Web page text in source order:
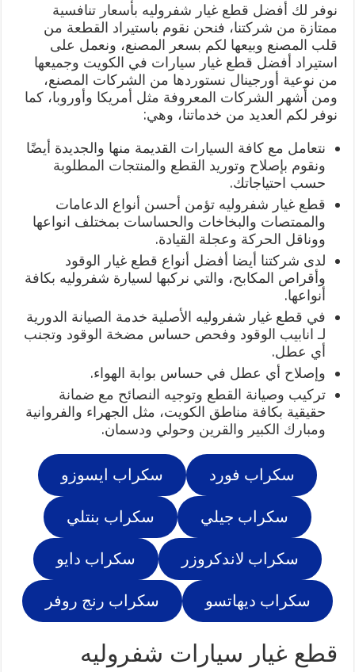
نوفر لك أفضل قطع غيار شفروليه بأسعار تنافسية
ممتازة من شركتنا، فنحن نقوم باستيراد القطعة من
قلب المصنع وبيعها لكم بسعر المصنع، ونعمل على
استيراد أفضل قطع غيار سيارات في الكويت وجميعها
من نوعية أورجينال نستوردها من الشركات المصنع،
ومن أشهر الشركات المعروفة مثل أمريكا وأوروبا، كما
نوفر لكم العديد من خدماتنا، وهي:
نتعامل مع كافة السيارات القديمة منها والجديدة أيضًا
ونقوم بإصلاح وتوريد القطع والمنتجات المطلوبة
حسب احتياجاتك.
قطع غيار شفروليه تؤمن أحسن أنواع الدعامات
والممتصات والبخاخات والحساسات بمختلف انواعها
ووناقل الحركة وعجلة القيادة.
لدى شركتنا أيضا أفضل أنواع قطع غيار الوقود
وأقراص المكابح، والتي نركبها لسيارة شفروليه بكافة
أنواعها.
في قطع غيار شفروليه الأصلية خدمة الصيانة الدورية
لـ انابيب الوقود وفحص حساس مضخة الوقود وتجنب
أي عطل.
وإصلاح أي عطل في حساس بوابة الهواء.
تركيب وصيانة القطع وتوجيه النصائح مع ضمانة
حقيقية بكافة مناطق الكويت، مثل الجهراء والفروانية
ومبارك الكبير والقرين وحولي ودسمان.
سكراب فورد سكراب ايسوزو
سكراب جيلي سكراب بنتلي
سكراب لاندكروزر سكراب دايو
سكراب ديهاتسو سكراب رنج روفر
قطع غيار سيارات شفروليه